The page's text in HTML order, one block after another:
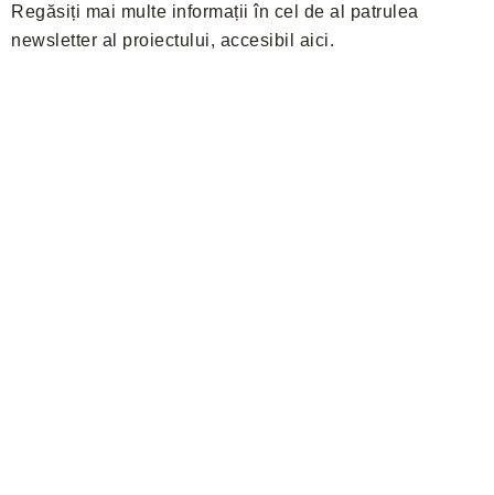
Regăsiți mai multe informații în cel de al patrulea
newsletter al proiectului, accesibil aici.